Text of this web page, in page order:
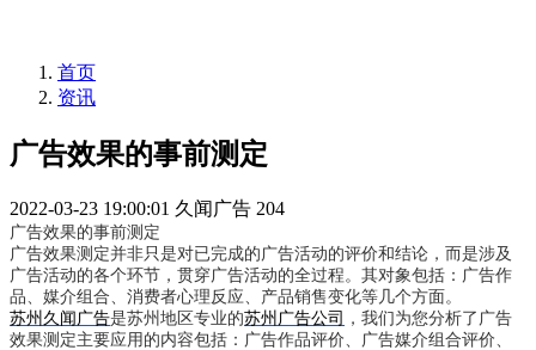
首页
资讯
广告效果的事前测定
2022-03-23 19:00:01 久闻广告 204
广告效果的事前测定
广告效果测定并非只是对已完成的广告活动的评价和结论，而是涉及
广告活动的各个环节，贯穿广告活动的全过程。其对象包括：广告作
品、媒介组合、消费者心理反应、产品销售变化等几个方面。
苏州久闻广告是苏州地区专业的苏州广告公司 ，我们为您分析了广告
效果测定主要应用的内容包括：广告作品评价、广告媒介组合评价、